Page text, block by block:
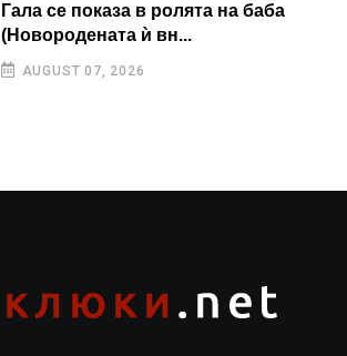
Гала се показа в ролята на баба
(Новородената ѝ вн...
AUGUST 07, 2026